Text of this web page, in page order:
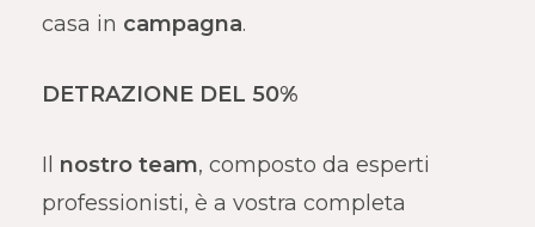
casa in campagna.
DETRAZIONE DEL 50%
Il nostro team, composto da esperti
professionisti, è a vostra completa